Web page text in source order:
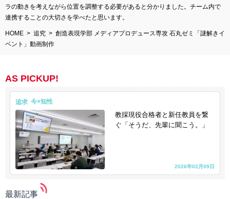
ラの動きを考えながら位置を調整する必要があると分かりました。チーム内で
連携することの大切さを学べたと思います。
HOME 追究
創造表現学部 メディアプロデュース専攻 石丸ゼミ「謎解きイ
ベント」動画制作
AS PICKUP!
追求
教採現役合格者と新任教員を繋
ぐ「そうだ、先輩に聞こう。」
2026年02月09日
最新記事